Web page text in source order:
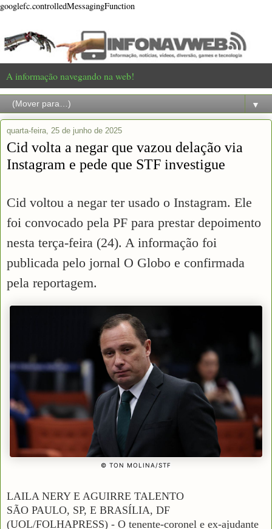
googlefc.controlledMessagingFunction
A informação navegando na web!
▼
quarta-feira, 25 de junho de 2025
Cid volta a negar que vazou delação via
Instagram e pede que STF investigue
Cid voltou a negar ter usado o Instagram. Ele
foi convocado pela PF para prestar depoimento
nesta terça-feira (24). A informação foi
publicada pelo jornal O Globo e confirmada
pela reportagem.
© TON MOLINA/STF
LAILA NERY E AGUIRRE TALENTO
SÃO PAULO, SP, E BRASÍLIA, DF
(UOL/FOLHAPRESS) - O tenente-coronel e ex-ajudante